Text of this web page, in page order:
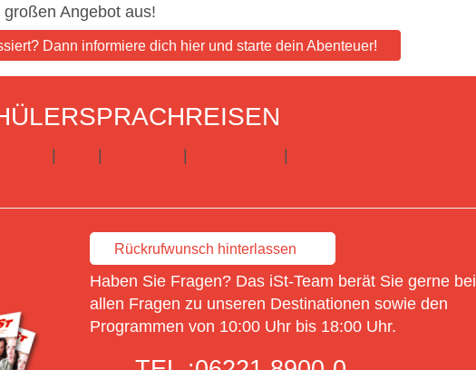
großen Angebot aus!
Dann informiere dich hier und starte dein Abenteuer!
Rückrufwunsch hinterlassen
Haben Sie Fragen? Das iSt-Team berät Sie gerne bei
allen Fragen zu unseren Destinationen sowie den
Programmen von 10:00 Uhr bis 18:00 Uhr.